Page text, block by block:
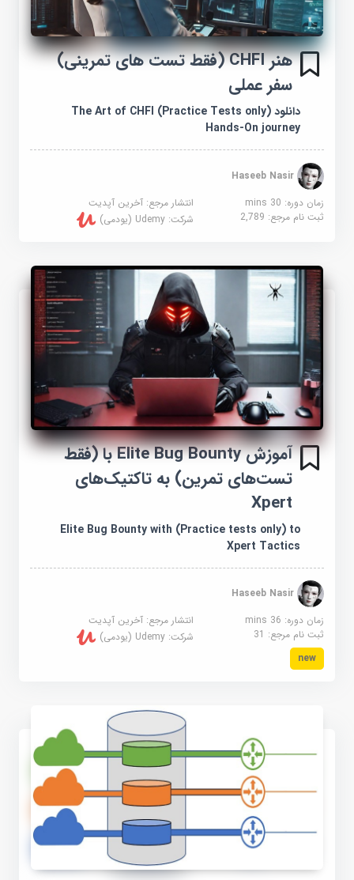
هنر CHFI (فقط تست های تمرینی)
سفر عملی
دانلود The Art of CHFI (Practice Tests only)
Hands-On journey
Haseeb Nasir
زمان دوره: 30 mins
انتشار مرجع:آخرین آپدیت
ثبت نام مرجع:2,789 شرکت:Udemy (یودمی)
آموزش Elite Bug Bounty با (فقط
تست‌های تمرین) به تاکتیک‌های
Xpert
Elite Bug Bounty with (Practice tests only) to
Xpert Tactics
Haseeb Nasir
زمان دوره: 36 mins
انتشار مرجع:آخرین آپدیت
ثبت نام مرجع:31 شرکت:Udemy (یودمی)
new